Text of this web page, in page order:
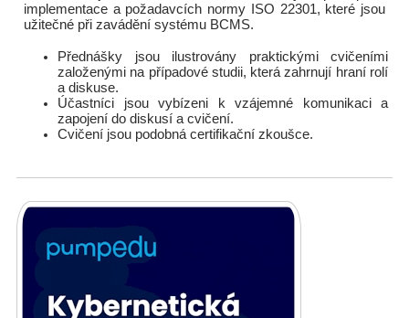
implementace a požadavcích normy ISO 22301, které jsou
užitečné při zavádění systému BCMS.
Přednášky jsou ilustrovány praktickými cvičeními
založenými na případové studii, která zahrnují hraní rolí
a diskuse.
Účastníci jsou vybízeni k vzájemné komunikaci a
zapojení do diskusí a cvičení.
Cvičení jsou podobná certifikační zkoušce.